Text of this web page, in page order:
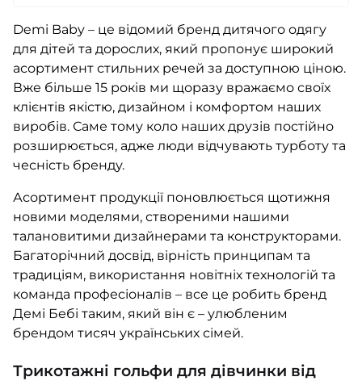
Demi Baby – це відомий бренд дитячого одягу
для дітей та дорослих, який пропонує широкий
асортимент стильних речей за доступною ціною.
Вже більше 15 років ми щоразу вражаємо своїх
клієнтів якістю, дизайном і комфортом наших
виробів. Саме тому коло наших друзів постійно
розширюється, адже люди відчувають турботу та
чесність бренду.
Асортимент продукції поновлюється щотижня
новими моделями, створеними нашими
талановитими дизайнерами та конструкторами.
Багаторічний досвід, вірність принципам та
традиціям, використання новітніх технологій та
команда професіоналів – все це робить бренд
Демі Бебі таким, який він є – улюбленим
брендом тисяч українських сімей.
Трикотажні гольфи для дівчинки від
ДЖЕМПЕРИ
КОЛГОТКИ
ШКАРПЕТКИ
КОМБІНЕЗОНИ
КОМПЛЕКТИ
КОФТИНКИ
КУРТКИ
ПЕЛЮШКА-КОКОН
З ШАПОЧКОЮ
ПЕРЧАТКИ
ПЛЕДИ
СУКНІ
ВЕЛОСИПЕДКИ
ШОРТИ
ГОЛЬФИ
КОЛГОТКИ
ШКАРПЕТКИ
КОМПЛЕКТИ
ЛОНГСЛІВИ
ЛОСИНИ
ДЖОГЕРИ
ПІЖАМИ
СУКНІ
ТЕРМОБІЛИЗНА
ФУТБОЛКИ
ХУДІ СВІТШОТИ
ГОЛЬФИ
КОЛГОТКИ
КОСТЮМИ
КОМПЛЕКТИ
КУРТКИ
ПІЖАМИ
ТЕРМОБІЛИЗНА
ФУТБОЛКИ
ХУДІ ЛОНГСЛІВИ
СВІТШОТИ
ШАПКИ
ШОРТИ
КОСТЮМИ
ЛОСИНИ
ПІЖАМИ
КОМПЛЕКТИ
ФУТБОЛКИ
ШКАРПЕТКИ